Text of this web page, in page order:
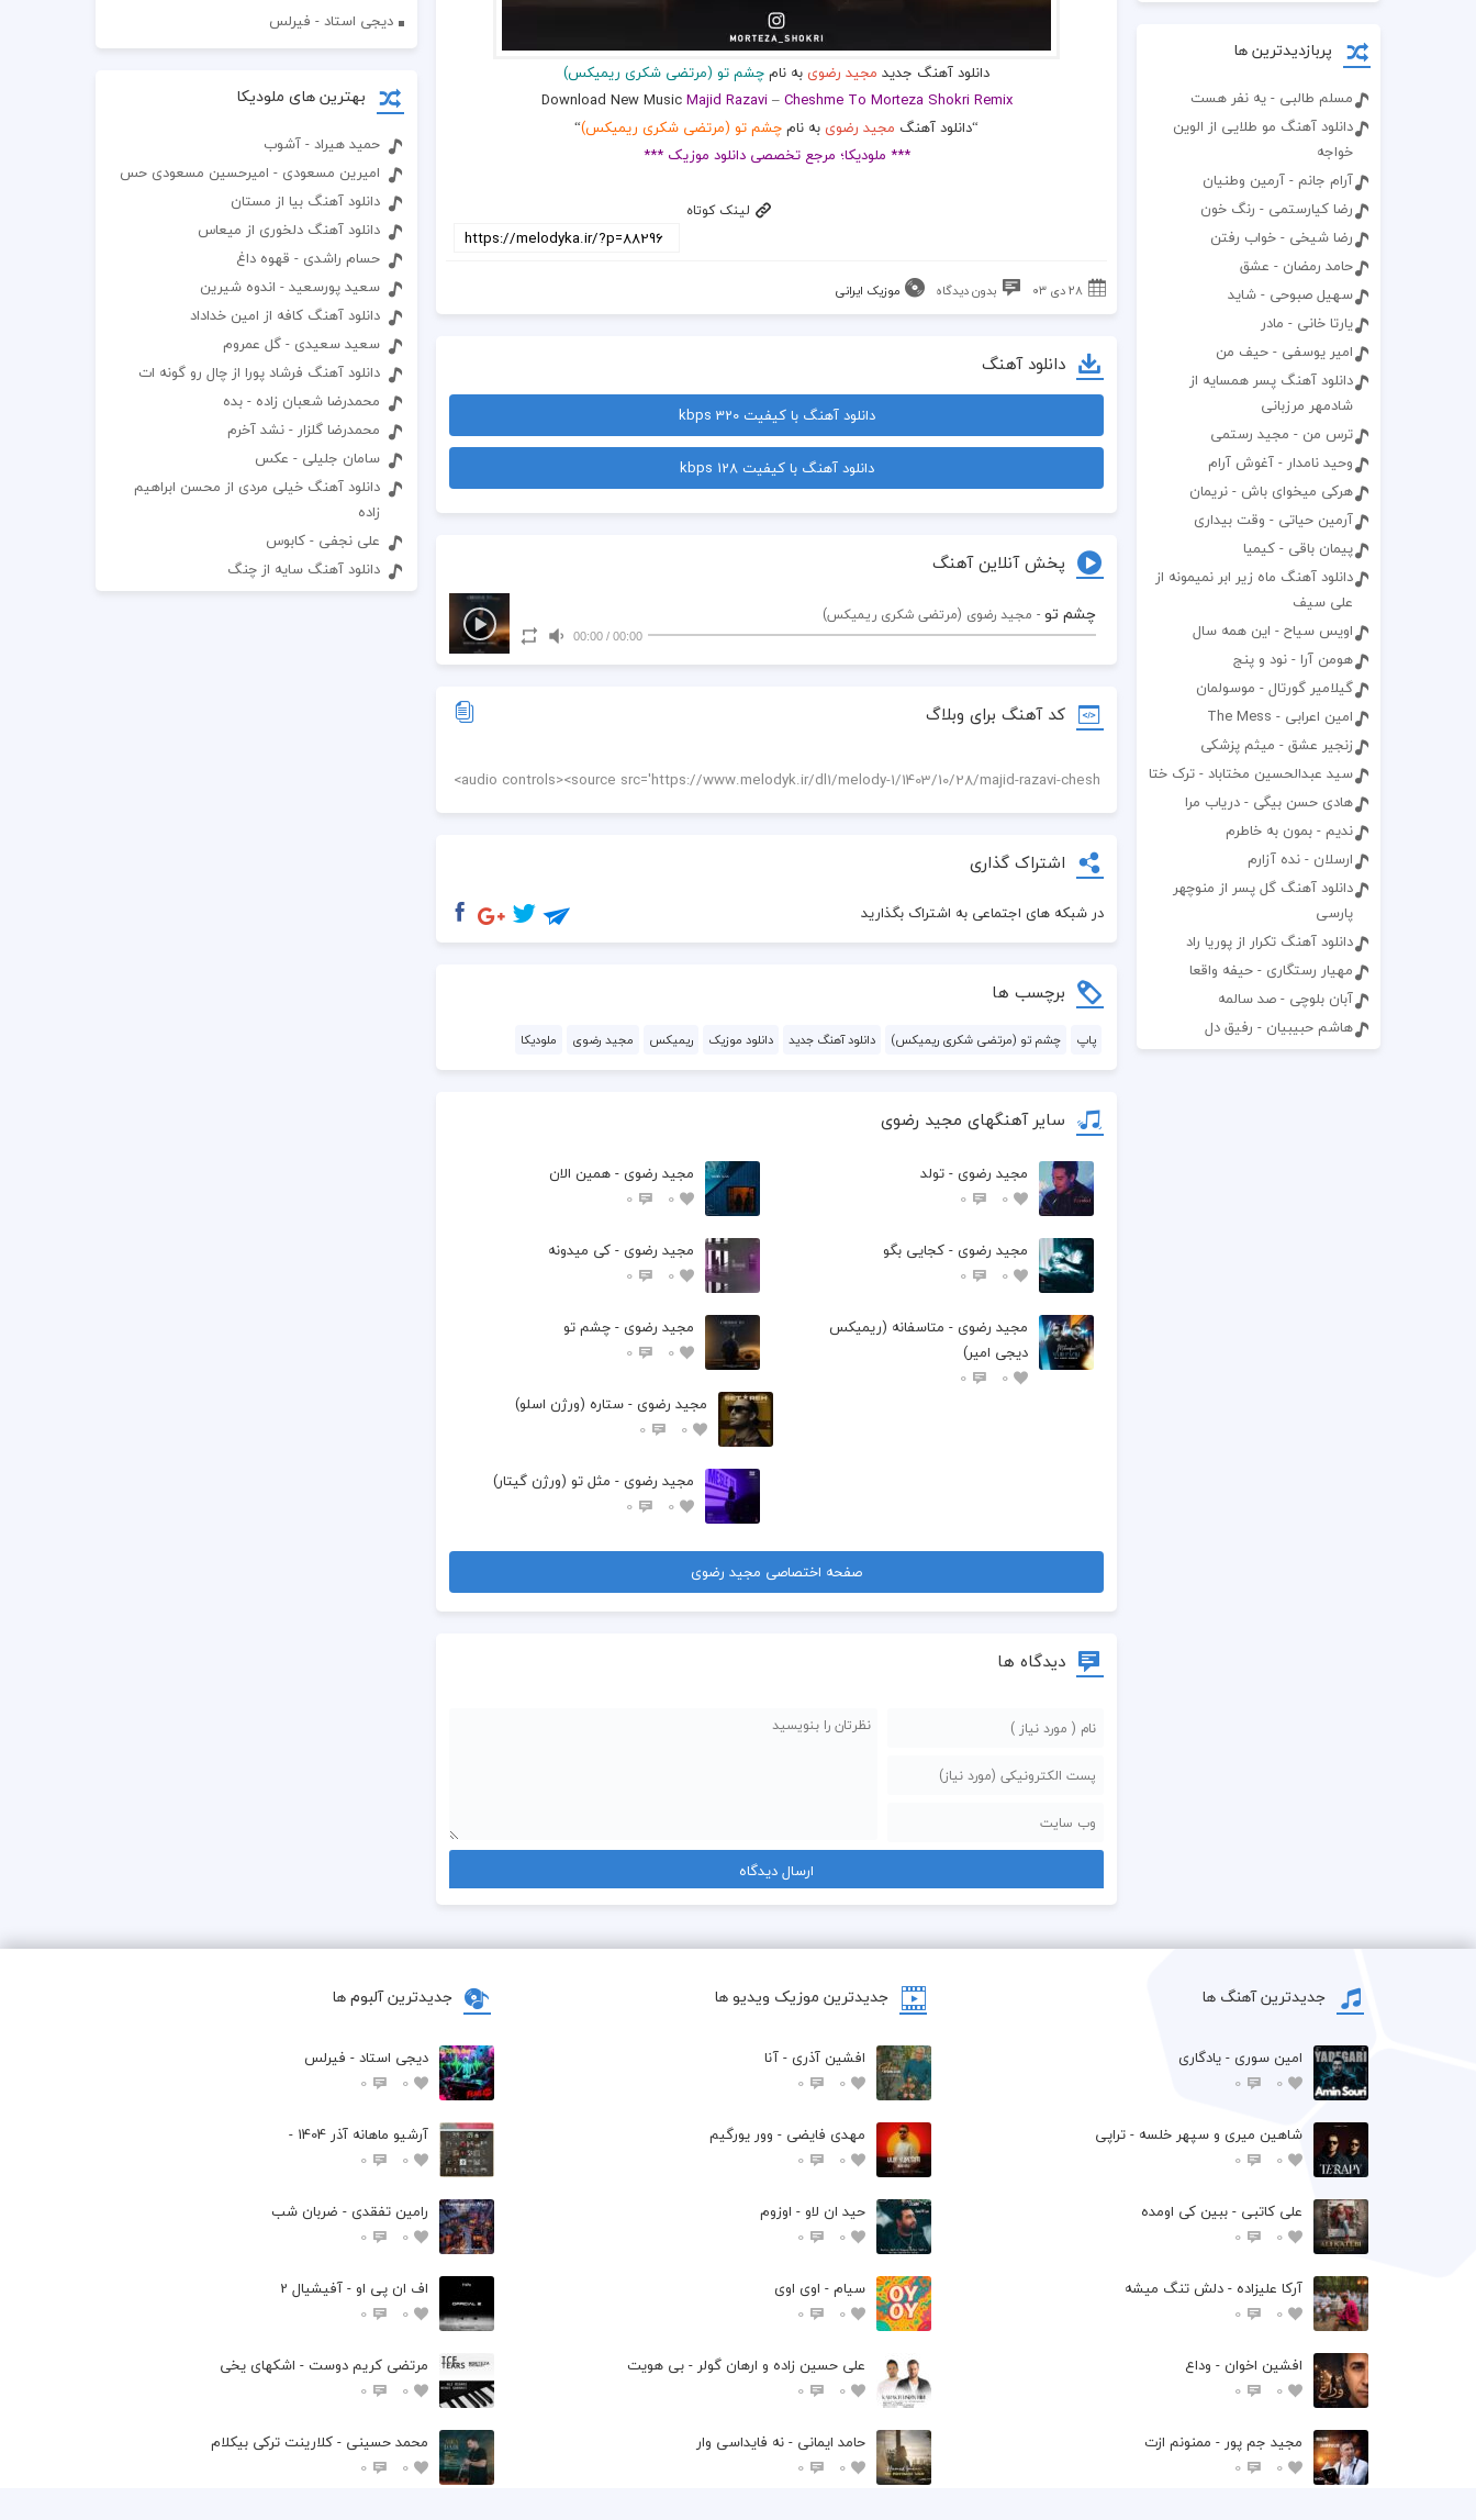
پربازدیدترین ها
مسلم طالبی - یه نفر هست
دانلود آهنگ مو طلایی از الوین
خواجه
آرام جانم - آرمین وطنیان
رضا کیارستمی - رنگ خون
رضا شیخی - خواب رفتن
حامد رمضان - عشق
سهیل صبوحی - شاید
یارتا خانی - مادر
امیر یوسفی - حیف من
دانلود آهنگ پسر همسایه از
شادمهر مرزبانی
ترس من - مجید رستمی
وحید نامدار - آغوش آرام
هرکی میخوای باش - نریمان
آرمین حیاتی - وقت بیداری
پیمان باقی - کیمیا
دانلود آهنگ ماه زیر ابر نمیمونه از
علی سیف
اویس سیاح - این همه سال
هومن آرا - نود و پنج
گیلامیر گورتال - موسولمان
امین اعرابی - The Mess
زنجیر عشق - میثم پزشکی
سید عبدالحسین مختاباد - ترک ختا
هادی حسن بیگی - دریاب مرا
ندیم - بمون به خاطرم
ارسلان - نده آزارم
دانلود آهنگ گل پسر از منوچهر
پارسی
دانلود آهنگ تکرار از پوریا راد
مهیار رستگاری - حیفه واقعا
آبان بلوچی - صد سالمه
هاشم حبیبیان - رفیق دل
دانلود آهنگ جدید مجید رضوی به نامچشم تو (مرتضی شکری ریمیکس)
Download New MusicMajid Razavi–Cheshme To Morteza Shokri Remix
“دانلود آهنگ مجید رضوی به نامچشم تو (مرتضی شکری ریمیکس)“
*** ملودیکا؛ مرجع تخصصی دانلود موزیک ***
لینک کوتاه
۲۸ دی ۰۳ بدون دیدگاه موزیک ایرانی
دانلود آهنگ
دانلود آهنگ با کیفیت 320 kbps
دانلود آهنگ با کیفیت 128 kbps
پخش آنلاین آهنگ
چشم تو - مجید رضوی (مرتضی شکری ریمیکس)
00:00
/
00:00
کد آهنگ برای وبلاگ
اشتراک گذاری
در شبکه های اجتماعی به اشتراک بگذارید
برچسب ها
پاپ چشم تو (مرتضی شکری ریمیکس) دانلود آهنگ جدید دانلود موزیک ریمیکس مجید رضوی ملودیکا
سایر آهنگهای مجید رضوی
مجید رضوی - تولد
0
0
مجید رضوی - همین الان
0
0
مجید رضوی - کجایی بگو
0
0
مجید رضوی - کی میدونه
0
0
مجید رضوی - متاسفانه (ریمیکس
دیجی امیر)
0
0
مجید رضوی - چشم تو
0
0
مجید رضوی - ستاره (ورژن اسلو)
0
0
مجید رضوی - مثل تو (ورژن گیتار)
0
0
صفحه اختصاصی مجید رضوی
دیدگاه ها
دیجی استاد - فیرلس
بهترین های ملودیکا
حمید هیراد - آشوب
امیرین مسعودی - امیرحسین مسعودی حس
دانلود آهنگ بیا از مستان
دانلود آهنگ دلخوری از میعاس
حسام راشدی - قهوه داغ
سعید پورسعید - اندوه شیرین
دانلود آهنگ کافه از امین خداداد
سعید سعیدی - گل عمروم
دانلود آهنگ فرشاد پورا از چال رو گونه ات
محمدرضا شعبان زاده - بده
محمدرضا گلزار - نشد آخرم
سامان جلیلی - عکس
دانلود آهنگ خیلی مردی از محسن ابراهیم
زاده
علی نجفی - کابوس
دانلود آهنگ سایه از چنگ
جدیدترین آهنگ ها
امین سوری - یادگاری
0
0
شاهین میری و سپهر خلسه - تراپی
0
0
علی کاتبی - ببین کی اومده
0
0
آرکا علیزاده - دلش تنگ میشه
0
0
افشين اخوان - وداع
0
0
مجید جم پور - ممنونم ازت
0
0
جدیدترین موزیک ویدیو ها
افشین آذری - آنا
0
0
مهدی فایضی - وور یورگیم
0
0
حید ان لاو - اوزوم
0
0
سیام - اوی اوی
0
0
علی حسین زاده و ارهان گولر - بی هویت
0
0
حامد ایمانی - نه فایداسی وار
0
0
جدیدترین آلبوم ها
دیجی استاد - فیرلس
0
0
آرشیو ماهانه آذر 1404 -
0
0
رامین تفقدی - ضربان شب
0
0
اف ان پی او - آفیشیال 2
0
0
مرتضی کریم دوست - اشکهای یخی
0
0
محمد حسینی - کلارینت ترکی بیکلام
0
0